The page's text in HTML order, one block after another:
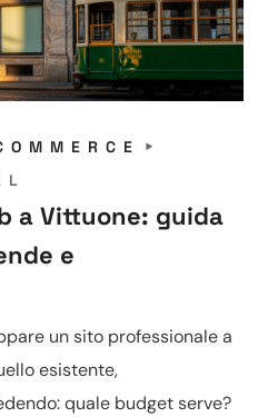
a Vittuone: guida
e
un sito professionale a
esistente,
quale budget serve?